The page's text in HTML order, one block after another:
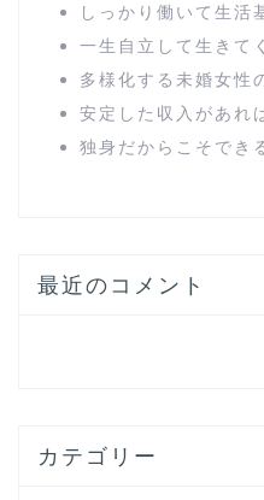
しっかり働いて生活
一生自立して生きて
多様化する未婚女性
安定した収入があれ
独身だからこそでき
最近のコメント
カテゴリー